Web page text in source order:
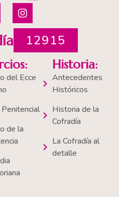
I
n
s
r
a
12915
del Ecce
Penitencial
de la
Historia:
Antecedentes
Históricos
Historia de la
Cofradía
La Cofradía al
detalle